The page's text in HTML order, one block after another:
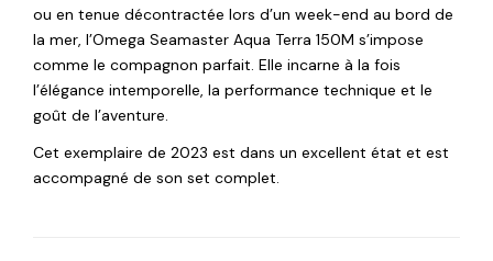
ou en tenue décontractée lors d’un week-end au bord de
la mer, l’Omega Seamaster Aqua Terra 150M s’impose
comme le compagnon parfait. Elle incarne à la fois
l’élégance intemporelle, la performance technique et le
goût de l’aventure.
Cet exemplaire de 2023 est dans un excellent état et est
accompagné de son set complet.